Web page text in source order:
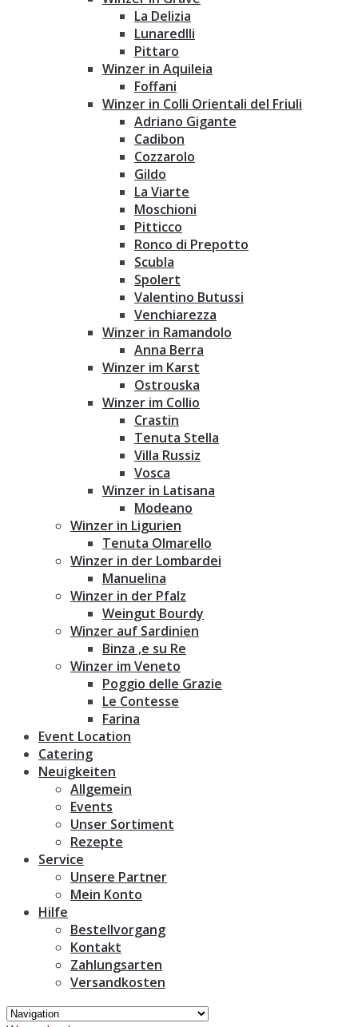
La Delizia
Lunaredlli
Pittaro
Winzer in Aquileia
Foffani
Winzer in Colli Orientali del Friuli
Adriano Gigante
Cadibon
Cozzarolo
Gildo
La Viarte
Moschioni
Pitticco
Ronco di Prepotto
Scubla
Spolert
Valentino Butussi
Venchiarezza
Winzer in Ramandolo
Anna Berra
Winzer im Karst
Ostrouska
Winzer im Collio
Crastin
Tenuta Stella
Villa Russiz
Vosca
Winzer in Latisana
Modeano
Winzer in Ligurien
Tenuta Olmarello
Winzer in der Lombardei
Manuelina
Winzer in der Pfalz
Weingut Bourdy
Winzer auf Sardinien
Binza ‚e su Re
Winzer im Veneto
Poggio delle Grazie
Le Contesse
Farina
Event Location
Catering
Neuigkeiten
Allgemein
Events
Unser Sortiment
Rezepte
Service
Unsere Partner
Mein Konto
Hilfe
Bestellvorgang
Kontakt
Zahlungsarten
Versandkosten